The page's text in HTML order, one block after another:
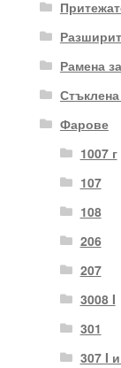
Рамена
Фарове
1007 г
107
108
206
207
3008 I
301
307 I